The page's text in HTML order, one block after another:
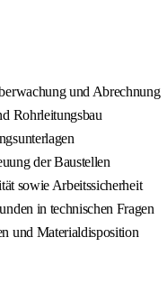
und Abrechnung
Rohrleitungsbau
der Baustellen
sowie Arbeitssicherheit
in technischen Fragen
und Materialdisposition